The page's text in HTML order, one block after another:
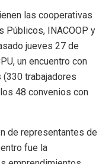
las cooperativas
Públicos, INACOOP y
jueves 27 de
un encuentro con
trabajadores
48 convenios con
de representantes de
fue la